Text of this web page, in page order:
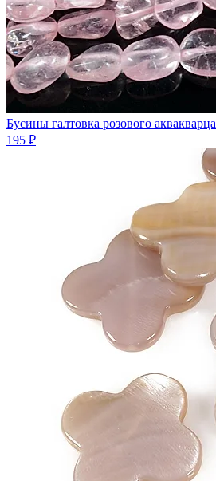
Бусины галтовка розового аквакварца
195 ₽